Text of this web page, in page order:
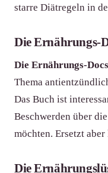
starre Diätregeln in
Die Ernährungs-
Die Ernährungs-Docs
Thema
Das Buch ist
Beschwerden über
möchten. Ersetzt
Die